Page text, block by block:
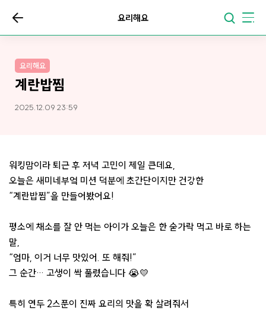
요리해요
요리해요
계란밥찜
2025.12.09 23:59
워킹맘이라 퇴근 후 저녁 고민이 제일 큰데요,
오늘은 새미네부엌 미션 덕분에 초간단이지만 건강한
“계란밥찜”을 만들어봤어요!
평소에 채소를 잘 안 먹는 아이가 오늘은 한 숟가락 먹고 바로 하는
말,
“엄마, 이거 너무 맛있어. 또 해줘!”
그 순간… 고생이 싹 풀렸습니다 😭💛
특히 연두 2스푼이 진짜 요리의 맛을 확 살려줘서